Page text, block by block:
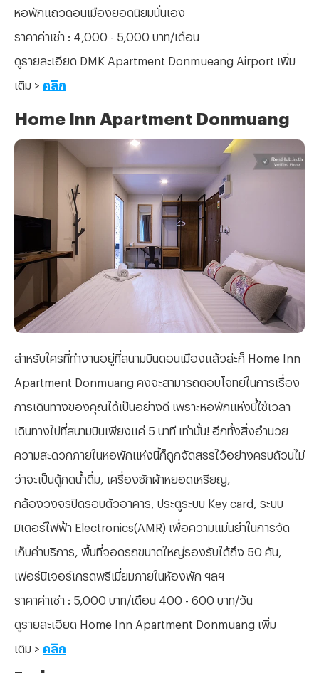
หอพักแถวดอนเมืองยอดนิยมนั่นเอง
ราคาค่าเช่า : 4,000 - 5,000 บาท/เดือน
ดูรายละเอียด DMK Apartment Donmueang Airport เพิ่ม
เติม > คลิก
Home Inn Apartment Donmuang
สำหรับใครที่ทำงานอยู่ที่สนามบินดอนเมืองแล้วล่ะก็ Home Inn
Apartment Donmuang คงจะสามารถตอบโจทย์ในการเรื่อง
การเดินทางของคุณได้เป็นอย่างดี เพราะหอพักแห่งนี้ใช้เวลา
เดินทางไปที่สนามบินเพียงแค่ 5 นาที เท่านั้น! อีกทั้งสิ่งอำนวย
ความสะดวกภายในหอพักแห่งนี้ก็ถูกจัดสรรไว้อย่างครบถ้วนไม่
ว่าจะเป็นตู้กดน้ำดื่ม, เครื่องซักผ้าหยอดเหรียญ,
กล้องวงจรปิดรอบตัวอาคาร, ประตูระบบ Key card, ระบบ
มิเตอร์ไฟฟ้า Electronics(AMR) เพื่อความแม่นยำในการจัด
เก็บค่าบริการ, พื้นที่จอดรถขนาดใหญ่รองรับได้ถึง 50 คัน,
เฟอร์นิเจอร์เกรดพรีเมี่ยมภายในห้องพัก ฯลฯ
ราคาค่าเช่า : 5,000 บาท/เดือน 400 - 600 บาท/วัน
ดูรายละเอียด Home Inn Apartment Donmuang เพิ่ม
เติม > คลิก